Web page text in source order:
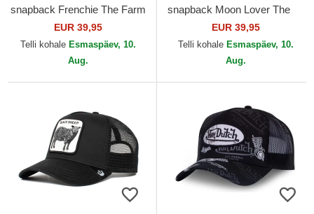
snapback Frenchie The Farm
Goorin Bros.EUR 39,95
Telli kohale Esmaspäev, 10.
Aug.
snapback Moon Lover The
Farm Goorin Bros.
EUR 39,95
Telli kohale Esmaspäev, 10.
Aug.